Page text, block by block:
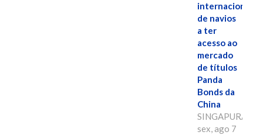
internacional
de navios
a ter
acesso ao
mercado
de títulos
Panda
Bonds da
China
SINGAPURA,
sex, ago 7